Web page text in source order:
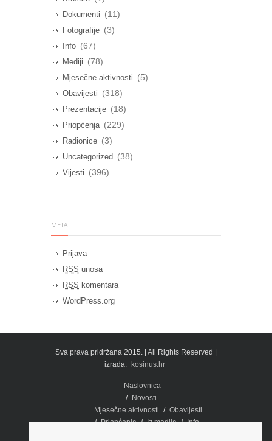
Dokumenti (11)
Fotografije (3)
Info (67)
Mediji (78)
Mjesečne aktivnosti (5)
Obavijesti (318)
Prezentacije (18)
Priopćenja (229)
Radionice (3)
Uncategorized (38)
Vijesti (396)
META
Prijava
RSS unosa
RSS komentara
WordPress.org
Sva prava pridržana 2015. | All Rights Reserved |
izrada:
kosinus.hr
Naslovnica
Novosti
Mjesečne aktivnosti
Obavijesti
Priopćenja
Iz medija
Info